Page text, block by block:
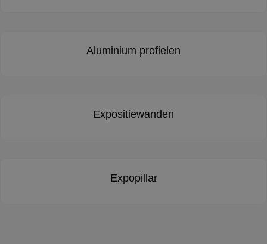
Aluminium profielen
Expositiewanden
Expopillar